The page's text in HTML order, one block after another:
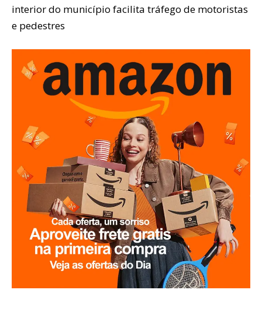
interior do município facilita tráfego de motoristas
e pedestres